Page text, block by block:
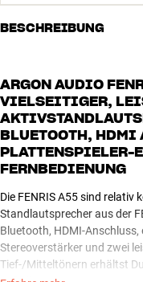
BESCHREIBUNG
ARGON AUDIO
VIELSEITIGER,
BLUETOOTH, HDMI
PLATTENSPIELER-
FERNBEDIENUNG
Die FENRIS A55 sind
Standlautsprecher aus der
Bluetooth, HDMI-
Stereoverstärker und zwei
Tief-/Mitteltönern erhältst